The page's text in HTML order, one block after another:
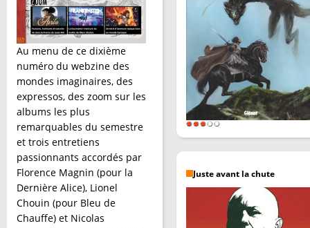
Au menu de ce dixième
numéro du webzine des
mondes imaginaires, des
expressos, des zoom sur les
albums les plus
remarquables du semestre
et trois entretiens
passionnants accordés par
Florence Magnin (pour la
Dernière Alice), Lionel
Chouin (pour Bleu de
Chauffe) et Nicolas
Juste avant la chute